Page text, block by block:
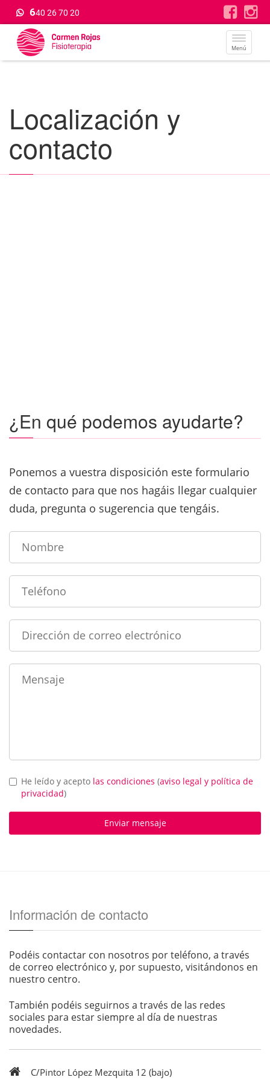
640 26 70 20
Menú
Localización y
contacto
¿En qué podemos ayudarte?
Ponemos a vuestra disposición este formulario
de contacto para que nos hagáis llegar cualquier
duda, pregunta o sugerencia que tengáis.
He leído y acepto las condiciones (aviso legal y política de
privacidad)
Enviar mensaje
Información de contacto
Podéis contactar con nosotros por teléfono, a través
de correo electrónico y, por supuesto, visitándonos en
nuestro centro.
También podéis seguirnos a través de las redes
sociales para estar siempre al día de nuestras
novedades.
C/Pintor López Mezquita 12 (bajo)